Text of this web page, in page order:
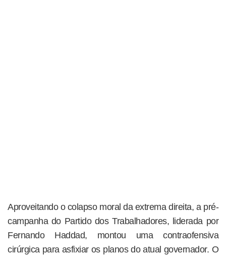
Aproveitando o colapso moral da extrema direita, a pré-
campanha do Partido dos Trabalhadores, liderada por
Fernando Haddad, montou uma contraofensiva
cirúrgica para asfixiar os planos do atual governador. O